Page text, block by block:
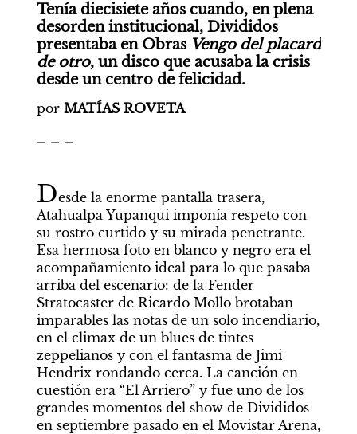
Tenía diecisiete años cuando, en plena
desorden institucional, Divididos
presentaba en Obras Vengo del placard
de otro, un disco que acusaba la crisis
desde un centro de felicidad.
por MATÍAS ROVETA
Desde la enorme pantalla trasera,
Atahualpa Yupanqui imponía respeto con
su rostro curtido y su mirada penetrante.
Esa hermosa foto en blanco y negro era el
acompañamiento ideal para lo que pasaba
arriba del escenario: de la Fender
Stratocaster de Ricardo Mollo brotaban
imparables las notas de un solo incendiario,
en el climax de un blues de tintes
zeppelianos y con el fantasma de Jimi
Hendrix rondando cerca. La canción en
cuestión era “El Arriero” y fue uno de los
grandes momentos del show de Divididos
en septiembre pasado en el Movistar Arena,